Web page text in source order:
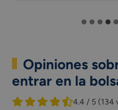
Opiniones
entrar en la
4.4 / 5 (134